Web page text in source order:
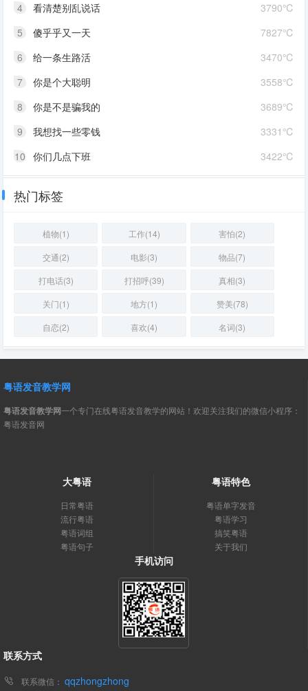
3790℃
4
看清楚别乱说话
7827℃
5
傻乎乎又一天
3470℃
6
给一条生路活
3558℃
7
你是个大聪明
3689℃
8
你是不是骗我的
3331℃
9
我想找一些零钱
3422℃
10 你们几点下班
热门标签
植物(1) 工作(14)
害怕(2)
交通(2)
电影(3)
物品(7)
打电话(3)
打招呼(39)
真相(3)
关门(1)
地方(1)
赞美(78)
自恋(2)
喜欢(4) 名词(3)
粤语发音教学网
粤语发音教学网一个专门在线粤语发音教学的网站！欢迎关注我们的微信小程序：
粤语发音网
大粤语
日常粤语
流行粤语
粤语词组
粤语句子
粤语特色
粤语单字发音
粤语学习
搞笑粤语
关于我们
手机访问
联系方式
联系微信： qqzhongzhong